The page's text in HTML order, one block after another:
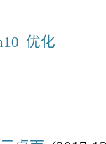
优化